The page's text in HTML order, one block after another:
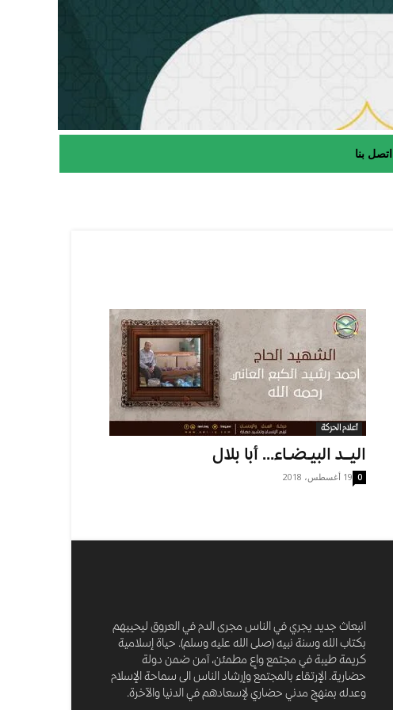
اتصل بنا
أعلام الحركة
اليــد البيـضـاء… أبا بلال
19 أغسطس، 2018 0
انبعاث جديد يجري في الناس مجرى الدم في العروق ليحييهم
بكتاب الله وسنة نبيه (صلى الله عليه وسلم). حياة إسلامية
كريمة طيبة في مجتمع واعٍ مطمئن، آمن ضمن دولة
حضارية. الإرتقاء بالمجتمع وإرشاد الناس الى سماحة الإسلام
وعدله بمنهجٍ مدني حضاري لإسعادهم في الدنيا والآخرة.